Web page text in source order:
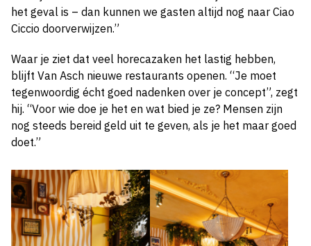
het geval is – dan kunnen we gasten altijd nog naar Ciao
Ciccio doorverwijzen.”
Waar je ziet dat veel horecazaken het lastig hebben,
blijft Van Asch nieuwe restaurants openen. “Je moet
tegenwoordig écht goed nadenken over je concept”, zegt
hij. “Voor wie doe je het en wat bied je ze? Mensen zijn
nog steeds bereid geld uit te geven, als je het maar goed
doet.”